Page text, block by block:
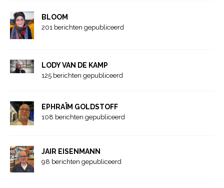
BLOOM
201 berichten gepubliceerd
LODY VAN DE KAMP
125 berichten gepubliceerd
EPHRAÏM GOLDSTOFF
108 berichten gepubliceerd
JAIR EISENMANN
98 berichten gepubliceerd